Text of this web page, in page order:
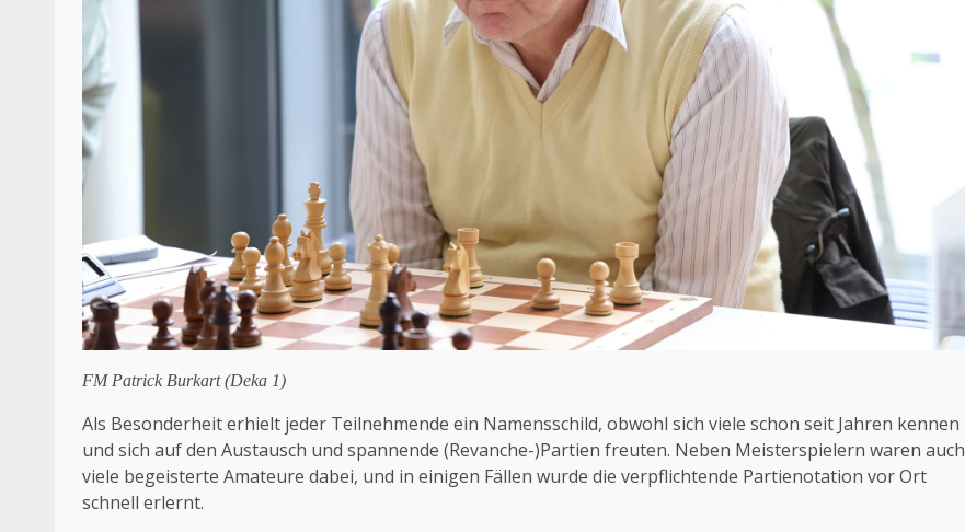
FM Patrick Burkart (Deka 1)
Als Besonderheit erhielt jeder Teilnehmende ein Namensschild, obwohl sich viele schon seit Jahren kennen
und sich auf den Austausch und spannende (Revanche-)Partien freuten. Neben Meisterspielern waren auch
viele begeisterte Amateure dabei, und in einigen Fällen wurde die verpflichtende Partienotation vor Ort
schnell erlernt.